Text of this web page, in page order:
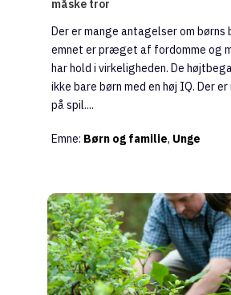
måske tror
Der er mange antagelser om børns
emnet er præget af fordomme og
har hold i virkeligheden. De
ikke bare børn med en høj IQ. Der
på spil....
Emne: Børn og familie, Unge